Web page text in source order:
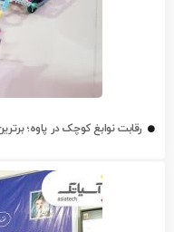
رقابت نوابغ کوچک در پاوه؛